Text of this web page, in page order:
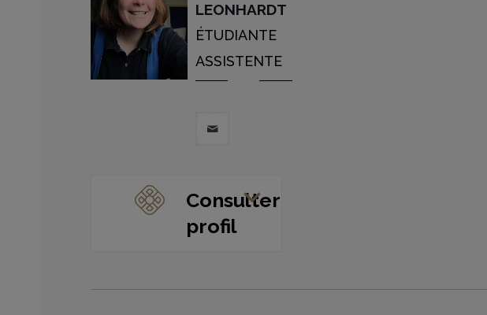
LEONHARDT
ÉTUDIANTE
ASSISTENTE
Consulter
profil